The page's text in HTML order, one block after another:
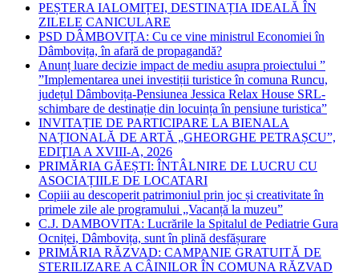
PEȘTERA IALOMIȚEI, DESTINAȚIA IDEALĂ ÎN
ZILELE CANICULARE
PSD DÂMBOVIȚA: Cu ce vine ministrul Economiei în
Dâmbovița, în afară de propagandă?
Anunț luare decizie impact de mediu asupra proiectului ”
”Implementarea unei investiții turistice în comuna Runcu,
județul Dâmbovița-Pensiunea Jessica Relax House SRL-
schimbare de destinație din locuința în pensiune turistica”
INVITAȚIE DE PARTICIPARE LA BIENALA
NAȚIONALĂ DE ARTĂ „GHEORGHE PETRAȘCU”,
EDIŢIA A XVIII-A, 2026
PRIMĂRIA GĂEȘTI: ÎNTÂLNIRE DE LUCRU CU
ASOCIAȚIILE DE LOCATARI
Copiii au descoperit patrimoniul prin joc și creativitate în
primele zile ale programului „Vacanță la muzeu”
C.J. DAMBOVITA: Lucrările la Spitalul de Pediatrie Gura
Ocniței, Dâmbovița, sunt în plină desfășurare
PRIMĂRIA RĂZVAD: CAMPANIE GRATUITĂ DE
STERILIZARE A CÂINILOR ÎN COMUNA RĂZVAD